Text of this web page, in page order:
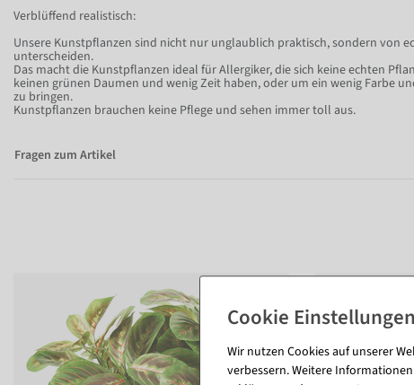
Verblüffend realistisch:
Unsere Kunstpflanzen sind nicht nur unglaublich praktisch, sondern von
unterscheiden.
Das macht die Kunstpflanzen ideal für Allergiker, die sich keine echten
keinen grünen Daumen und wenig Zeit haben, oder um ein wenig Farbe
zu bringen.
Kunstpflanzen brauchen keine Pflege und sehen immer toll aus.
Fragen zum Artikel
Wir nutzen Cookies auf unserer
verbessern. Weitere